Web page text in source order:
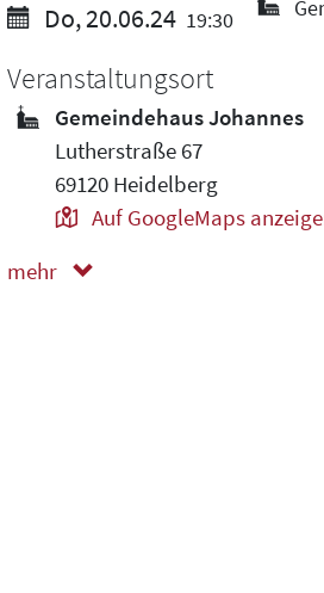
Do, 20.06.24 19:30
Veranstaltungsort
Gemeindehaus Johannes
Lutherstraße 67
69120 Heidelberg
Auf GoogleMaps
mehr